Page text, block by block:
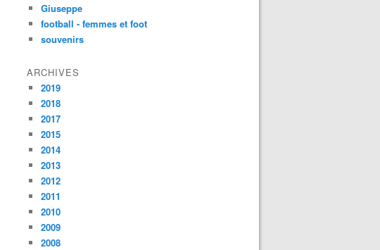
Giuseppe
football - femmes et foot
souvenirs
ARCHIVES
2019
2018
2017
2015
2014
2013
2012
2011
2010
2009
2008